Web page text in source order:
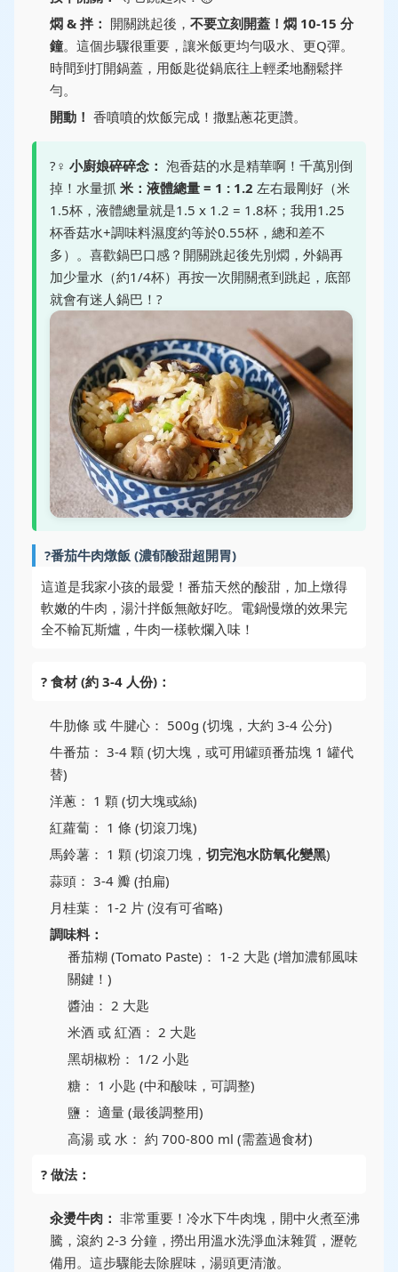
燜 & 拌： 開關跳起後， 不要立刻開蓋！燜 10-15 分
鐘。這個步驟很重要，讓米飯更均勻吸水、更Q彈。
時間到打開鍋蓋，用飯匙從鍋底往上輕柔地翻鬆拌
勻。
開動！ 香噴噴的炊飯完成！撒點蔥花更讚。
?‍♀️ 小廚娘碎碎念： 泡香菇的水是精華啊！千萬別倒
掉！水量抓 米：液體總量 = 1 : 1.2 左右最剛好（米
1.5杯，液體總量就是1.5 x 1.2 = 1.8杯；我用1.25
杯香菇水+調味料濕度約等於0.55杯，總和差不
多）。喜歡鍋巴口感？開關跳起後先別燜，外鍋再
加少量水（約1/4杯）再按一次開關煮到跳起，底部
就會有迷人鍋巴！?
?番茄牛肉燉飯 (濃郁酸甜超開胃)
這道是我家小孩的最愛！番茄天然的酸甜，加上燉得
軟嫩的牛肉，湯汁拌飯無敵好吃。電鍋慢燉的效果完
全不輸瓦斯爐，牛肉一樣軟爛入味！
? 食材 (約 3-4 人份)：
牛肋條 或 牛腱心： 500g (切塊，大約 3-4 公分)
牛番茄： 3-4 顆 (切大塊，或可用罐頭番茄塊 1 罐代
替)
洋蔥： 1 顆 (切大塊或絲)
紅蘿蔔： 1 條 (切滾刀塊)
馬鈴薯： 1 顆 (切滾刀塊， 切完泡水防氧化變黑)
蒜頭： 3-4 瓣 (拍扁)
月桂葉： 1-2 片 (沒有可省略)
調味料：
番茄糊 (Tomato Paste)： 1-2 大匙 (增加濃郁風味
關鍵！)
醬油： 2 大匙
米酒 或 紅酒： 2 大匙
黑胡椒粉： 1/2 小匙
糖： 1 小匙 (中和酸味，可調整)
鹽： 適量 (最後調整用)
高湯 或 水： 約 700-800 ml (需蓋過食材)
? 做法：
汆燙牛肉： 非常重要！冷水下牛肉塊，開中火煮至沸
騰，滾約 2-3 分鐘，撈出用溫水洗淨血沫雜質，瀝乾
備用。這步驟能去除腥味，湯頭更清澈。